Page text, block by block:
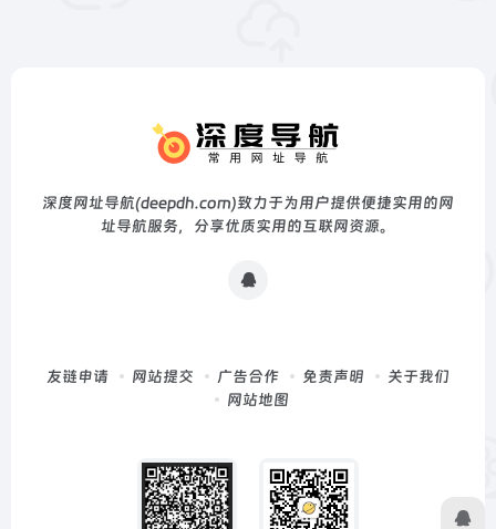
深度网址导航(deepdh.com)致力于为用户提供便捷实用的网
址导航服务，分享优质实用的互联网资源。
友链申请 网站提交 广告合作 免责声明
关于我们
网站地图